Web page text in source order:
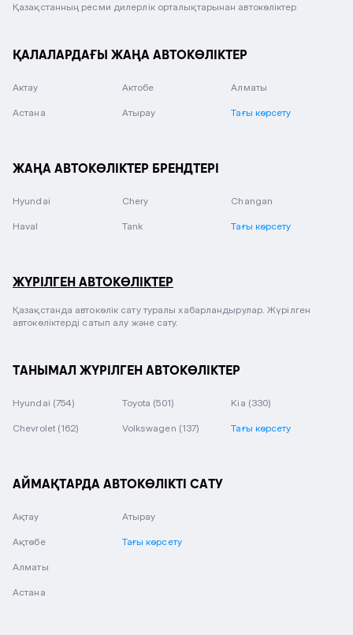
Қазақстанның ресми дилерлік орталықтарынан автокөліктер
ҚАЛАЛАРДАҒЫ ЖАҢА АВТОКӨЛІКТЕР
Актау Актобе Алматы
Астана Атырау Тағы көрсету
ЖАҢА АВТОКӨЛІКТЕР БРЕНДТЕРІ
Hyundai Chery Changan
Haval Tank Тағы көрсету
ЖҮРІЛГЕН АВТОКӨЛІКТЕР
Қазақстанда автокөлік сату туралы хабарландырулар. Жүрілген
автокөліктерді сатып алу және сату.
ТАНЫМАЛ ЖҮРІЛГЕН АВТОКӨЛІКТЕР
Hyundai (754) Toyota (501) Kia (330)
Chevrolet (162) Volkswagen (137) Тағы көрсету
АЙМАҚТАРДА АВТОКӨЛІКТІ САТУ
Ақтау
Ақтөбе
Алматы
Астана
Атырау
Тағы көрсету